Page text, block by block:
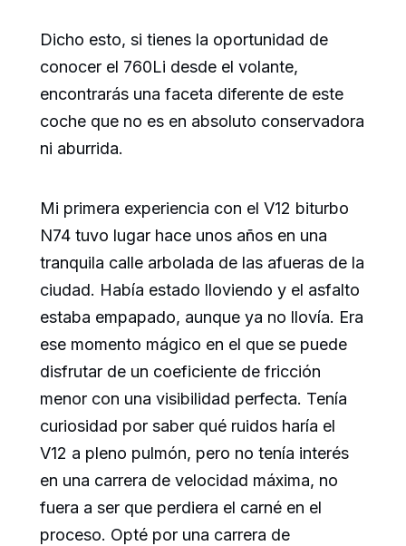
Dicho esto, si tienes la oportunidad de
conocer el 760Li desde el volante,
encontrarás una faceta diferente de este
coche que no es en absoluto conservadora
ni aburrida.
Mi primera experiencia con el V12 biturbo
N74 tuvo lugar hace unos años en una
tranquila calle arbolada de las afueras de la
ciudad. Había estado lloviendo y el asfalto
estaba empapado, aunque ya no llovía. Era
ese momento mágico en el que se puede
disfrutar de un coeficiente de fricción
menor con una visibilidad perfecta. Tenía
curiosidad por saber qué ruidos haría el
V12 a pleno pulmón, pero no tenía interés
en una carrera de velocidad máxima, no
fuera a ser que perdiera el carné en el
proceso. Opté por una carrera de